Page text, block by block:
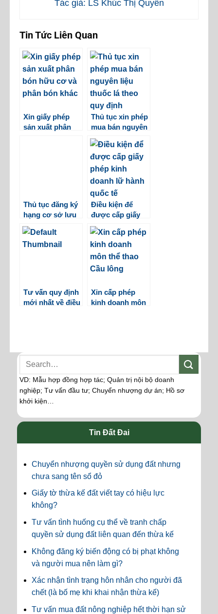
Tác giả: LS Khúc Thị Quyên
Tin Tức Liên Quan
Xin giấy phép
sản xuất phân
Thủ tục xin phép
mua bán nguyên
liệu thuốc lá theo
quy định
Thủ tục đăng ký
hạng cơ sở lưu
trú du lịch 3
Điều kiện để
được cấp giấy
phép kinh doanh
lữ hành quốc tế
là gì?
Tư vấn quy định
mới nhất về điều
Xin cấp phép
kinh doanh môn
VD: Mẫu hợp đồng hợp tác; Quản trị nội bộ doanh
nghiệp; Tư vấn đầu tư; Chuyển nhượng dự án; Hồ sơ
khởi kiện…
Tin Đất Đai
Chuyển nhượng quyền sử dụng đất nhưng
chưa sang tên sổ đỏ
Giấy tờ thừa kế đất viết tay có hiệu lực
không?
Tư vấn tình huống cụ thể về tranh chấp
quyền sử dụng đất liên quan đến thừa kế
Không đăng ký biến động có bị phạt không
và người mua nên làm gì?
Xác nhận tình trạng hôn nhân cho người đã
chết (là bố mẹ khi khai nhận thừa kế)
Tư vấn mua đất nông nghiệp hết thời hạn sử